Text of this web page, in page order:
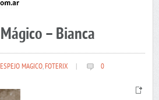
– Bianca
ESPEJO MAGICO,FOTERIX 0